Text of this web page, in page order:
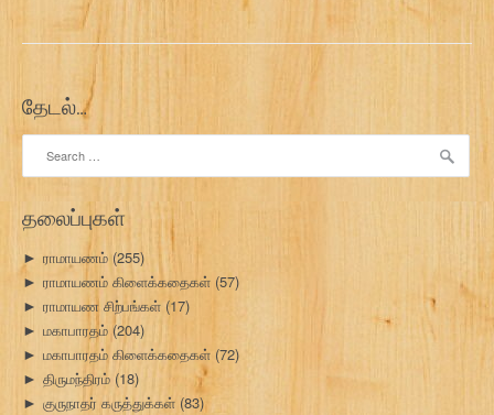
தேடல்…
தலைப்புகள்
► ராமாயணம் (255)
► ராமாயணம் கிளைக்கதைகள் (57)
► ராமாயண சிற்பங்கள் (17)
► மகாபாரதம் (204)
► மகாபாரதம் கிளைக்கதைகள் (72)
► திருமந்திரம் (18)
► குருநாதர் கருத்துக்கள் (83)